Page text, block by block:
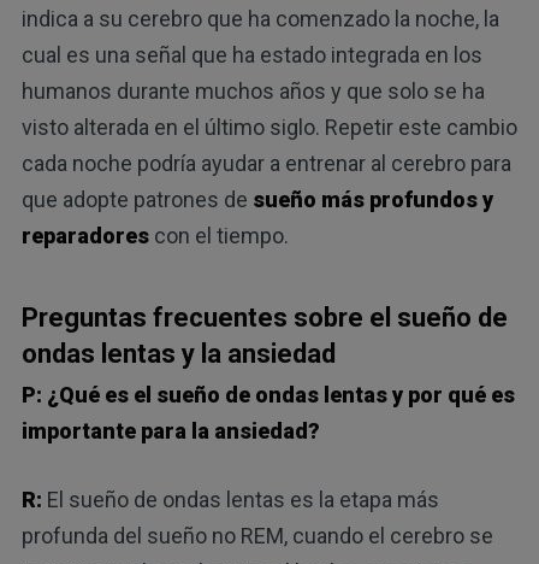
indica a su cerebro que ha comenzado la noche, la
cual es una señal que ha estado integrada en los
humanos durante muchos años y que solo se ha
visto alterada en el último siglo. Repetir este cambio
cada noche podría ayudar a entrenar al cerebro para
que adopte patrones de sueño más profundos y
reparadorescon el tiempo.
Preguntas frecuentes sobre el sueño de
ondas lentas y la ansiedad
P: ¿Qué es el sueño de ondas lentas y por qué es
importante para la ansiedad?
R: El sueño de ondas lentas es la etapa más
profunda del sueño no REM, cuando el cerebro se